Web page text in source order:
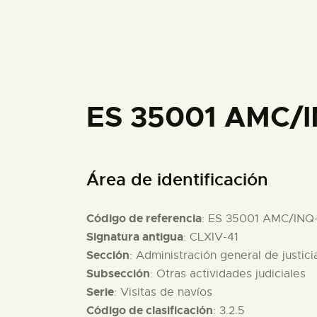
ES 35001
Área de identificación
Código de referencia: ES 35001 AMC/
Signatura antigua: CLXIV-41
Sección: Administración general de
Subsección: Otras actividades judiciales
Serie: Visitas de navíos
Código de clasificación: 3.2.5